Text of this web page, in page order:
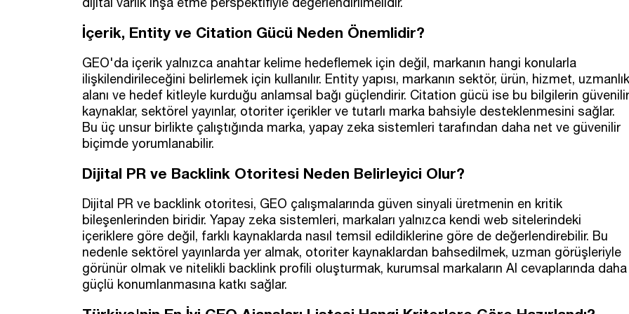
İçerik, Entity ve Citation Gücü Neden Önemlidir?
GEO'da içerik yalnızca anahtar kelime hedeflemek için değil, markanın hangi konularla
ilişkilendirileceğini belirlemek için kullanılır. Entity yapısı, markanın sektör, ürün, hizmet, uzmanlık
alanı ve hedef kitleyle kurduğu anlamsal bağı güçlendirir. Citation gücü ise bu bilgilerin güvenilir
kaynaklar, sektörel yayınlar, otoriter içerikler ve tutarlı marka bahsiyle desteklenmesini sağlar.
Bu üç unsur birlikte çalıştığında marka, yapay zeka sistemleri tarafından daha net ve güvenilir
biçimde yorumlanabilir.
Dijital PR ve Backlink Otoritesi Neden Belirleyici Olur?
Dijital PR ve backlink otoritesi, GEO çalışmalarında güven sinyali üretmenin en kritik
bileşenlerinden biridir. Yapay zeka sistemleri, markaları yalnızca kendi web sitelerindeki
içeriklere göre değil, farklı kaynaklarda nasıl temsil edildiklerine göre de değerlendirebilir. Bu
nedenle sektörel yayınlarda yer almak, otoriter kaynaklardan bahsedilmek, uzman görüşleriyle
görünür olmak ve nitelikli backlink profili oluşturmak, kurumsal markaların AI cevaplarında daha
güçlü konumlanmasına katkı sağlar.